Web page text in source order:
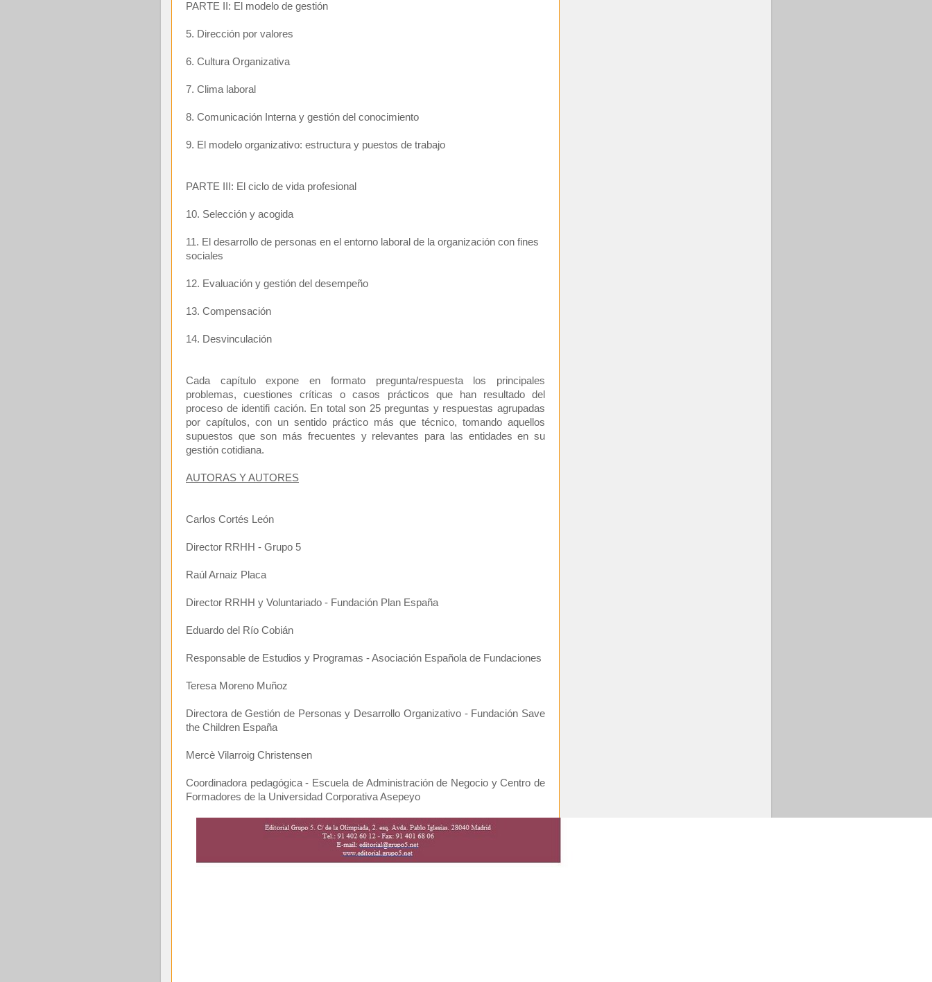
PARTE II: El modelo de gestión
5. Dirección por valores
6. Cultura Organizativa
7. Clima laboral
8. Comunicación Interna y gestión del conocimiento
9. El modelo organizativo: estructura y puestos de trabajo
PARTE III: El ciclo de vida profesional
10. Selección y acogida
11. El desarrollo de personas en el entorno laboral de la organización con fines
sociales
12. Evaluación y gestión del desempeño
13. Compensación
14. Desvinculación
Cada capítulo expone en formato pregunta/respuesta los principales
problemas, cuestiones críticas o casos prácticos que han resultado del
proceso de identifi cación. En total son 25 preguntas y respuestas agrupadas
por capítulos, con un sentido práctico más que técnico, tomando aquellos
supuestos que son más frecuentes y relevantes para las entidades en su
gestión cotidiana.
AUTORAS Y AUTORES
Carlos Cortés León
Director RRHH - Grupo 5
Raúl Arnaiz Placa
Director RRHH y Voluntariado - Fundación Plan España
Eduardo del Río Cobián
Responsable de Estudios y Programas - Asociación Española de Fundaciones
Teresa Moreno Muñoz
Directora de Gestión de Personas y Desarrollo Organizativo - Fundación Save
the Children España
Mercè Vilarroig Christensen
Coordinadora pedagógica - Escuela de Administración de Negocio y Centro de
Formadores de la Universidad Corporativa Asepeyo